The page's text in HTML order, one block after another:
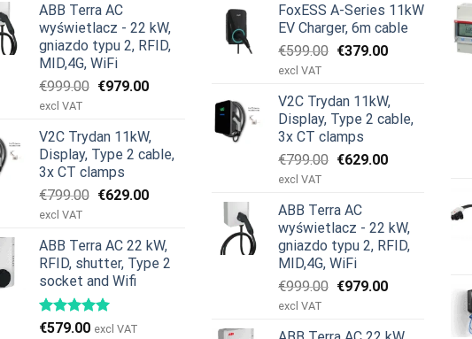
ABB Terra AC
wyświetlacz - 22 kW,
gniazdo typu 2, RFID,
MID,4G, WiFi
€999.00 Pierwotna
€999.00.
€979.00Aktualna
€979.00.
excl VAT
V2C Trydan 11kW,
Display, Type 2 cable,
3x CT clamps
€799.00 Pierwotna
€799.00.
€629.00Aktualna
€629.00.
excl VAT
ABB Terra AC 22 kW,
RFID, shutter, Type 2
socket and Wifi
€579.00 excl VAT
FoxESS A-Series 11kW
EV Charger, 6m cable
€599.00 Pierwotna
€599.00.
€379.00Aktualna
€379.00.
excl VAT
V2C Trydan 11kW,
Display, Type 2 cable,
3x CT clamps
€799.00 Pierwotna
€799.00.
€629.00Aktualna
excl VAT
ABB Terra AC
wyświetlacz - 22 kW,
gniazdo typu 2, RFID,
MID,4G, WiFi
€999.00 Pierwotna
€979.00Aktualna
excl VAT